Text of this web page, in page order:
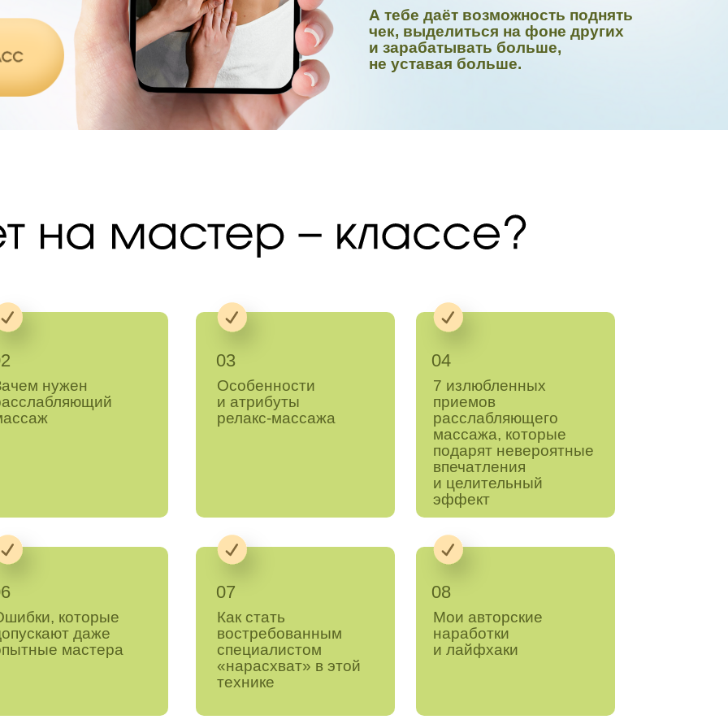
А тебе даёт возможность поднять
чек, выделиться на фоне других
и зарабатывать больше,
не уставая больше.
7 излюбленных
приемов
расслабляющего
массажа, которые
подарят невероятные
впечатления
и целительный
эффект
Особенности
и атрибуты
релакс-массажа
нужен
Мои авторские
наработки
и лайфхаки
Как стать
востребованным
специалистом
«нарасхват» в этой
технике
которые
даже
мастера
04
03
08
07